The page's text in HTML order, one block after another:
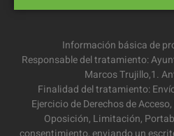
Información básica de
Responsable del tratamiento:
Marcos Trujillo,1.
Finalidad del tratamiento:
Ejercicio de Derechos de
Oposición, Limitación,